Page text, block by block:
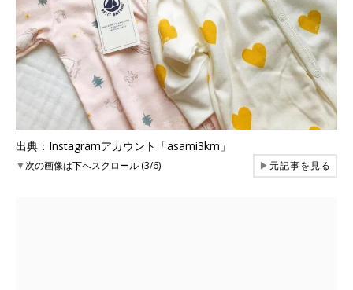
出典：Instagramアカウント「asami3km」
▼次の画像は下へスクロール (3/6) ▶元記事を見る